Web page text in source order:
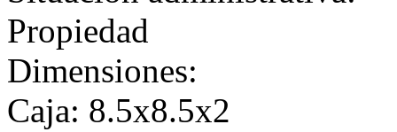
Propiedad
Dimensiones:
Caja: 8.5x8.5x2